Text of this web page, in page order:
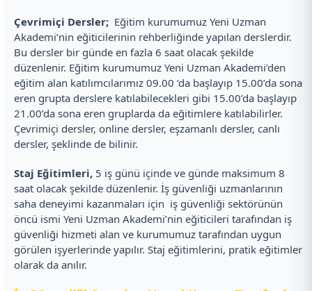
Çevrimiçi Dersler; Eğitim kurumumuz Yeni Uzman
Akademi’nin eğiticilerinin rehberliğinde yapılan derslerdir.
Bu dersler bir günde en fazla 6 saat olacak şekilde
düzenlenir. Eğitim kurumumuz Yeni Uzman Akademi’den
eğitim alan katılımcılarımız 09.00 ‘da başlayıp 15.00’da sona
eren grupta derslere katılabilecekleri gibi 15.00’da başlayıp
21.00’da sona eren gruplarda da eğitimlere katılabilirler.
Çevrimiçi dersler, online dersler, eşzamanlı dersler, canlı
dersler, şeklinde de bilinir.
Staj Eğitimleri, 5 iş günü içinde ve günde maksimum 8
saat olacak şekilde düzenlenir. İş güvenliği uzmanlarının
saha deneyimi kazanmaları için iş güvenliği sektörünün
öncü ismi Yeni Uzman Akademi’nin eğiticileri tarafından iş
güvenliği hizmeti alan ve kurumumuz tarafından uygun
görülen işyerlerinde yapılır. Staj eğitimlerini, pratik eğitimler
olarak da anılır.